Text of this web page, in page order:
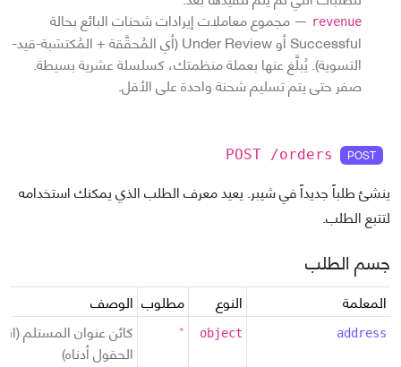
revenue
—مجموع معاملات إيرادات شحنات البائع بحالة
Successful أو Under Review (أي المُحقَّقة + المُكتسَبة-قيد-
التسوية). يُبلَّغ عنها بعملة منظمتك، كسلسلة عشرية بسيطة.
صفر حتى يتم تسليم شحنة واحدة على الأقل.
POST
POST /orders
ينشئ طلباً جديداً في شيبر. يعيد معرف الطلب الذي يمكنك استخدامه
لتتبع الطلب.
جسم الطلب
المعلمة النوع مطلوب الوصف
address
object
*
كائن عنوان المستلم
الحقول أدناه)